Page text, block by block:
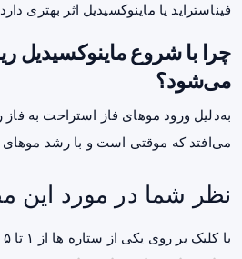
فیناستراید یا ماینوکسیدیل اثر بهتری
چرا با شروع ماینوکسیدیل
می‌شود؟
به‌دلیل ورود موهای فاز استراحت به
می‌افتد که موقتی است و با رشد
نظر شما در مورد
با کلیک بر روی یکی از ستاره ها از ۱ تا ۵ امتیاز دهید :